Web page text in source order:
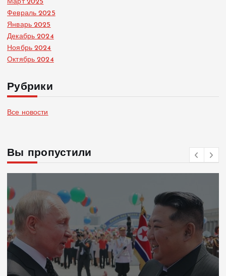
Март 2025
Февраль 2025
Январь 2025
Декабрь 2024
Ноябрь 2024
Октябрь 2024
Рубрики
Все новости
Вы пропустили